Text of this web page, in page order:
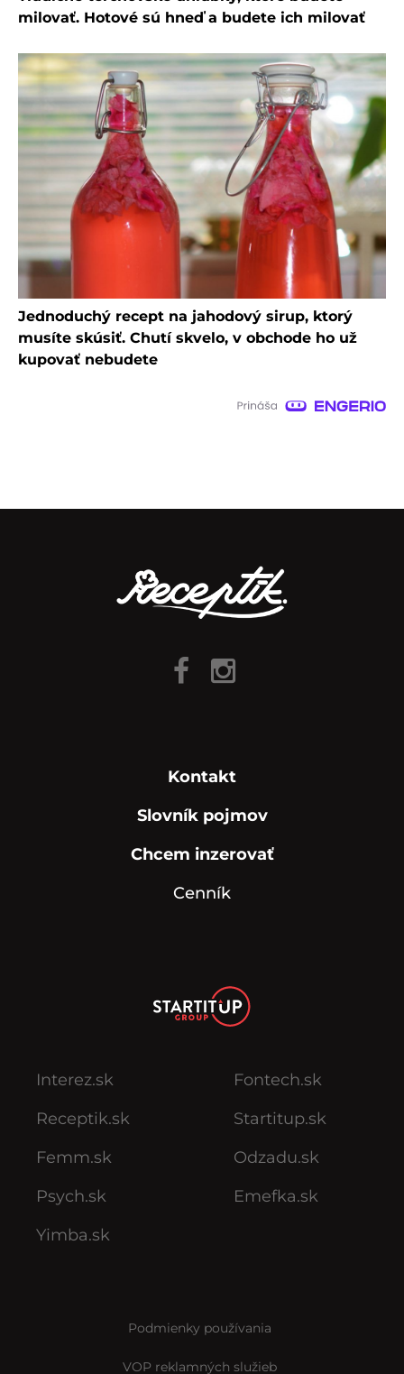
milovať. Hotové sú hneď a budete ich milovať
Jednoduchý recept na jahodový sirup, ktorý
musíte skúsiť. Chutí skvelo, v obchode ho už
kupovať nebudete
Kontakt
Slovník pojmov
Chcem inzerovať
Cenník
Interez.sk
Receptik.sk
Femm.sk
Psych.sk
Yimba.sk
Fontech.sk
Startitup.sk
Odzadu.sk
Emefka.sk
Podmienky používania
VOP reklamných služieb